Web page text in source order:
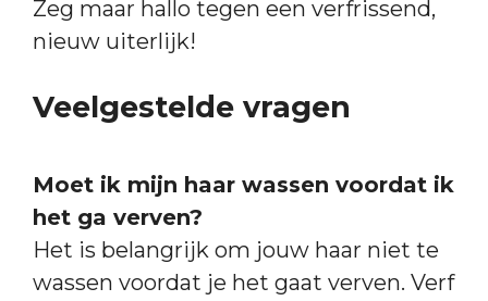
Zeg maar hallo tegen een verfrissend,
nieuw uiterlijk!
Veelgestelde vragen
Moet ik mijn haar wassen voordat ik
het ga verven?
Het is belangrijk om jouw haar niet te
wassen voordat je het gaat verven. Verf